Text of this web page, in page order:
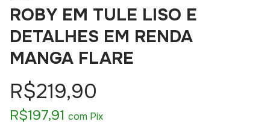
ROBY EM TULE LISO E
DETALHES EM RENDA
MANGA FLARE
R$219,90
R$197,91 com Pix